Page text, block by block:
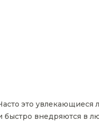
это увлекающиеся
быстро внедряются в